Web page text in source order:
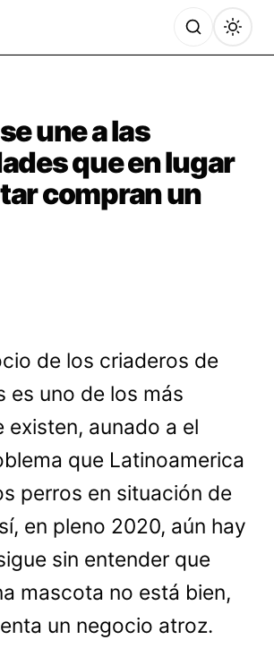
une a las
que en lugar
compran un
de los criaderos de
es uno de los más
existen, aunado a el
que Latinoamerica
perros en situación de
en pleno 2020, aún hay
sin entender que
mascota no está bien,
un negocio atroz.